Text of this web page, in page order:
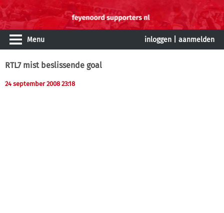
Menu inloggen aanmelden
RTL7 mist beslissende goal
24 september 2008 23:18